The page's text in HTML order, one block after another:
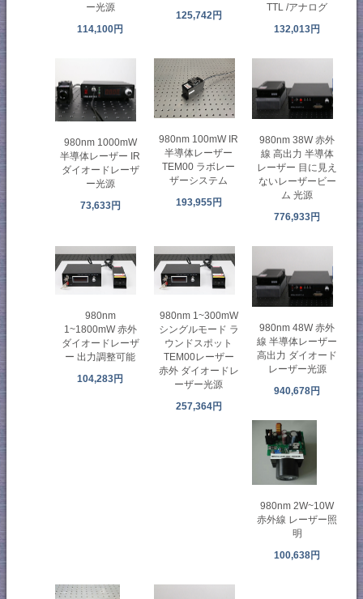
ー光源
114,100円
125,742円
TTL /アナログ
132,013円
980nm 1000mW
半導体レーザー IR
ダイオードレーザ
ー光源
73,633円
980nm 100mW IR
半導体レーザー
TEM00 ラボレー
ザーシステム
193,955円
980nm 38W 赤外
線 高出力 半導体
レーザー 目に見え
ないレーザービー
ム 光源
776,933円
980nm
1~1800mW 赤外
ダイオードレーザ
ー 出力調整可能
104,283円
980nm 1~300mW
シングルモード ラ
ウンドスポット
TEM00レーザー
赤外 ダイオードレ
ーザー光源
257,364円
980nm 48W 赤外
線 半導体レーザー
高出力 ダイオード
レーザー光源
940,678円
980nm 2W~10W
赤外線 レーザー照
明
100,638円